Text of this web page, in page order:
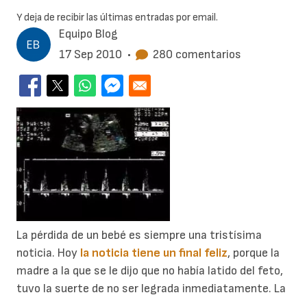
Equipo Blog
17 Sep 2010 • 280 comentarios
La pérdida de un bebé es siempre una tristísima
noticia. Hoy la noticia tiene un final feliz, porque la
madre a la que se le dijo que no había latido del feto,
tuvo la suerte de no ser legrada inmediatamente. La
Y deja de recibir las últimas entradas por email.